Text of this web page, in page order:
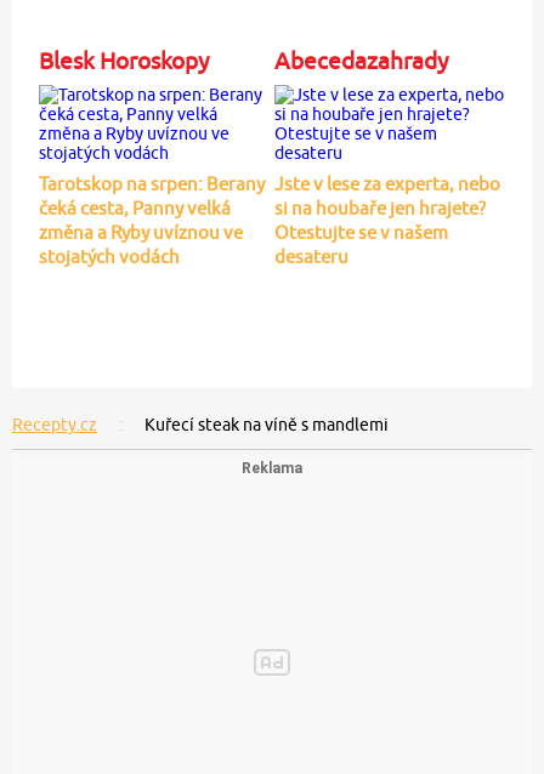
Blesk Horoskopy
Tarotskop na srpen: Berany
čeká cesta, Panny velká
změna a Ryby uvíznou ve
stojatých vodách
Abecedazahrady
Jste v lese za experta, nebo
si na houbaře jen hrajete?
Otestujte se v našem
desateru
Recepty.cz Kuřecí steak na víně s mandlemi